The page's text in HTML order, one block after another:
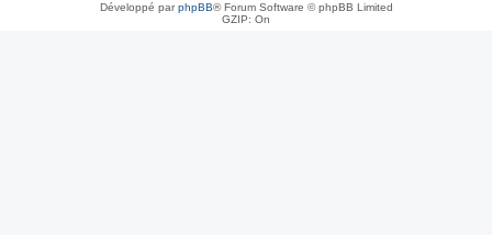
Développé parphpBB® Forum Software © phpBB Limited
GZIP: On